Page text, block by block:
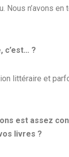
n’avons
c’est… ?
littéraire et
est assez
livres ?